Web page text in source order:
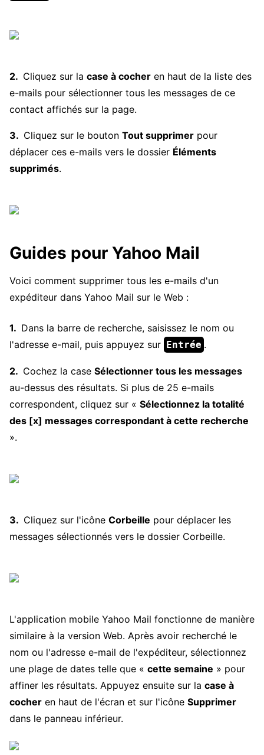
Cliquez sur la case à cocher en haut de la liste des
e-mails pour sélectionner tous les messages de ce
contact affichés sur la page.
Cliquez sur le bouton Tout supprimer pour
déplacer ces e-mails vers le dossier Éléments
supprimés.
Guides pour Yahoo Mail
Voici comment supprimer tous les e-mails d'un
expéditeur dans Yahoo Mail sur le Web :
Dans la barre de recherche, saisissez le nom ou
l'adresse e-mail, puis appuyez sur Entrée .
Cochez la case Sélectionner tous les messages
au-dessus des résultats. Si plus de 25 e-mails
correspondent, cliquez sur « Sélectionnez la totalité
des [x] messages correspondant à cette recherche
».
Cliquez sur l'icône Corbeille pour déplacer les
messages sélectionnés vers le dossier Corbeille.
L'application mobile Yahoo Mail fonctionne de manière
similaire à la version Web. Après avoir recherché le
nom ou l'adresse e-mail de l'expéditeur, sélectionnez
une plage de dates telle que « cette semaine » pour
affiner les résultats. Appuyez ensuite sur la case à
cocher en haut de l'écran et sur l'icône Supprimer
dans le panneau inférieur.